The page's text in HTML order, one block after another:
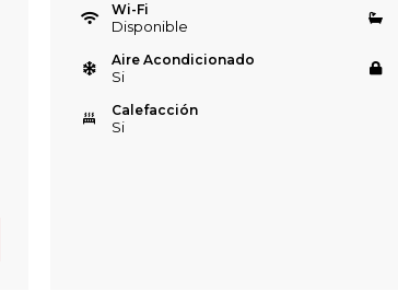
Wi-Fi
Disponible
Aire Acondicionado
Si
Calefacción
Si